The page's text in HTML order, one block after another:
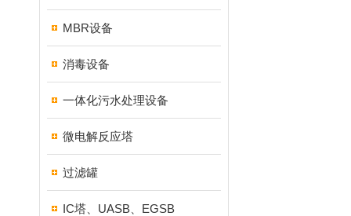
MBR设备
消毒设备
一体化污水处理设备
微电解反应塔
过滤罐
IC塔、UASB、EGSB